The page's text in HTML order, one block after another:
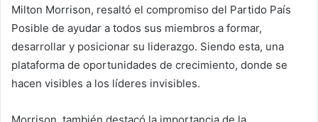
Milton Morrison, resaltó el compromiso del Partido País
Posible de ayudar a todos sus miembros a formar,
desarrollar y posicionar su liderazgo. Siendo esta, una
plataforma de oportunidades de crecimiento, donde se
hacen visibles a los líderes invisibles.